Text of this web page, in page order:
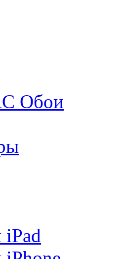
Обои
iPad